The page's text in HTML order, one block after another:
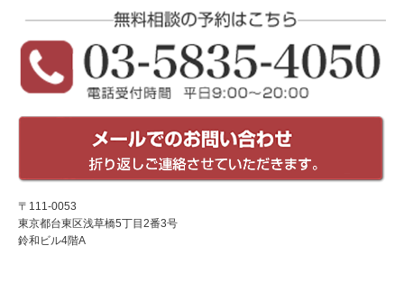
〒111-0053
東京都台東区浅草橋5丁目2番3号
鈴和ビル4階A